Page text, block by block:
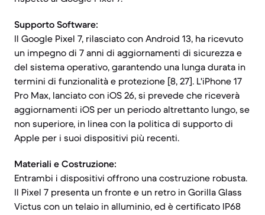
Supporto Software:
Il Google Pixel 7, rilasciato con Android 13, ha ricevuto
un impegno di 7 anni di aggiornamenti di sicurezza e
del sistema operativo, garantendo una lunga durata in
termini di funzionalità e protezione [8, 27]. L'iPhone 17
Pro Max, lanciato con iOS 26, si prevede che riceverà
aggiornamenti iOS per un periodo altrettanto lungo, se
non superiore, in linea con la politica di supporto di
Apple per i suoi dispositivi più recenti.
Materiali e Costruzione:
Entrambi i dispositivi offrono una costruzione robusta.
Il Pixel 7 presenta un fronte e un retro in Gorilla Glass
Victus con un telaio in alluminio, ed è certificato IP68